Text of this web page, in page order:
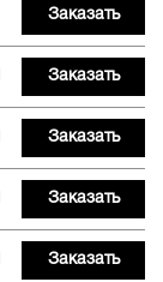
Заказать
Заказать
Заказать
Заказать
Заказать